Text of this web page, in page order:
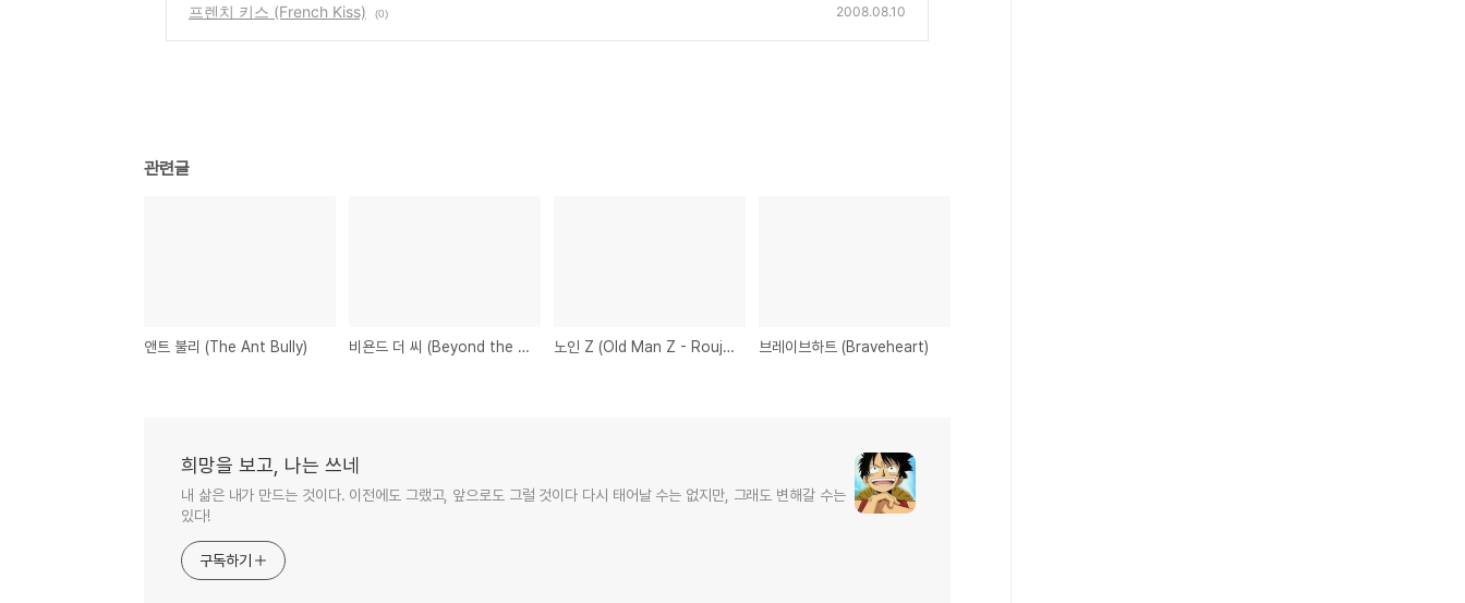
프렌치 키스 (French Kiss) (0) 2008.08.10
관련글
앤트 불리 (The Ant Bully) 비욘드 더 씨 (Beyond the Sea) 노인 Z (Old Man Z - Roujin Z) 브레이브하트 (Braveheart)
희망을 보고, 나는 쓰네
내 삶은 내가 만드는 것이다. 이전에도 그랬고, 앞으로도 그럴 것이다 다시 태어날 수는 없지만, 그래도 변해갈 수는
있다!
구독하기